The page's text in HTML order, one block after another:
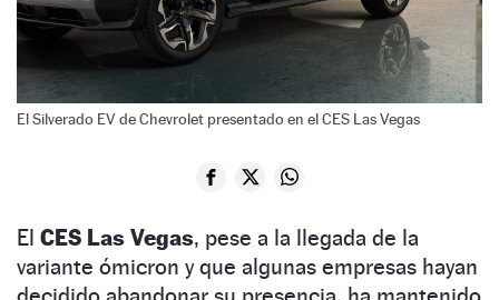
El Silverado EV de Chevrolet presentado en el CES Las Vegas
El CES Las Vegas, pese a la llegada de la
variante ómicron y que algunas empresas hayan